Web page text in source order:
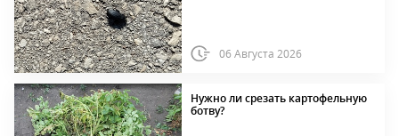
06 Августа 2026
Нужно ли срезать картофельную
ботву?